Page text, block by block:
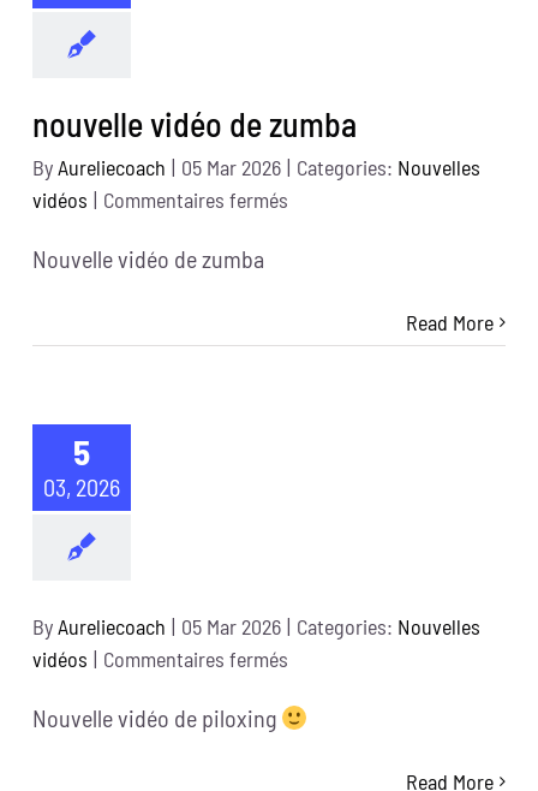
nouvelle vidéo de zumba
ByAureliecoach | 05 Mar 2026 | Categories: Nouvelles
vidéos | Commentaires ferméssur
Nouvelle vidéo de zumba
Read More
5
03, 2026
ByAureliecoach | 05 Mar 2026 | Categories: Nouvelles
vidéos | Commentaires ferméssur
Nouvelle vidéo de piloxing
Read More